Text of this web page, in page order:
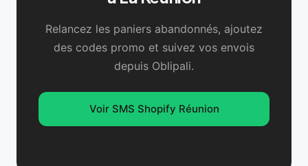
Relancez les paniers abandonnés, ajoutez
des codes promo et suivez vos envois
depuis Oblipali.
Voir SMS Shopify Réunion